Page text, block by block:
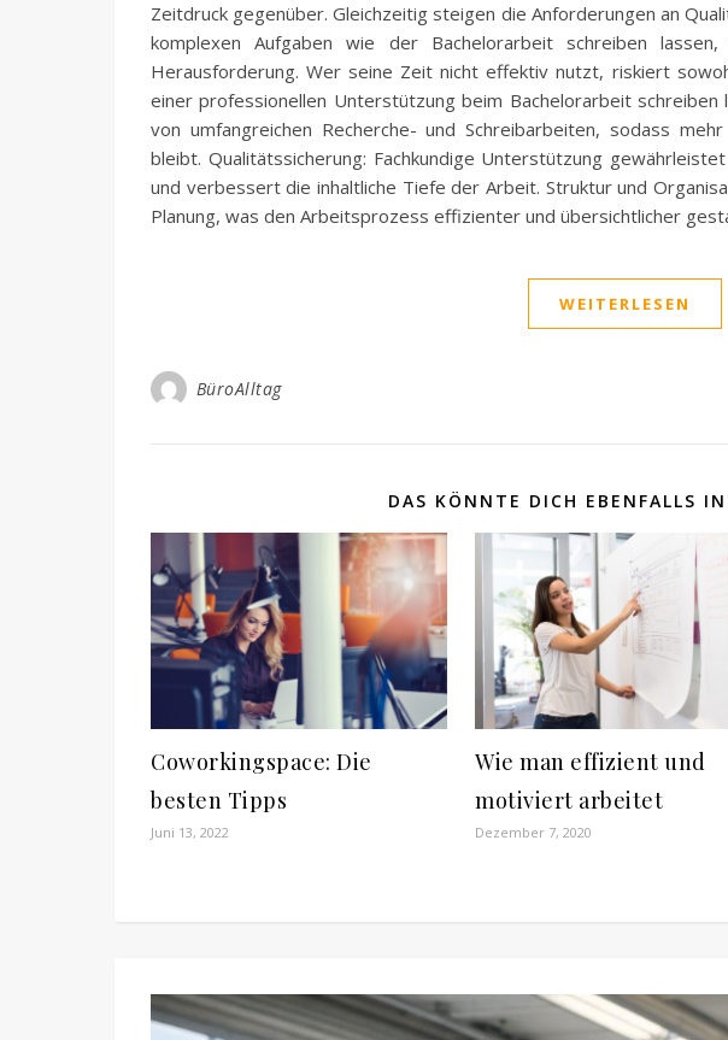
Zeitdruck gegenüber. Gleichzeitig steigen die Anforderungen an
komplexen Aufgaben wie der Bachelorarbeit schreiben
Herausforderung. Wer seine Zeit nicht effektiv nutzt, riskiert
einer professionellen Unterstützung beim Bachelorarbeit
von umfangreichen Recherche- und Schreibarbeiten, sodass
bleibt. Qualitätssicherung: Fachkundige Unterstützung
und verbessert die inhaltliche Tiefe der Arbeit. Struktur und
Planung, was den Arbeitsprozess effizienter und übersichtlicher
WEITERLESEN
BüroAlltag
DAS KÖNNTE DICH EBENFALLS
Coworkingspace: Die
besten Tipps
Juni 13, 2022
Wie man effizient und
motiviert arbeitet
Dezember 7, 2020